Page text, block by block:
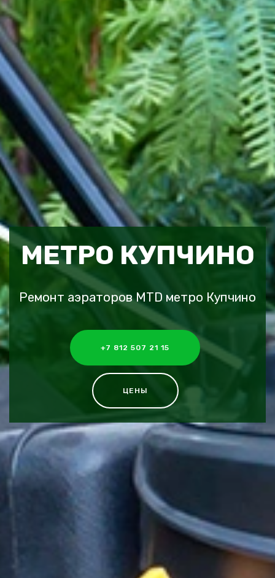
МЕТРО КУПЧИНО
Ремонт аэраторов MTD метро Купчино
+7 812 507 21 15
ЦЕНЫ